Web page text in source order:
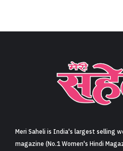
Meri Saheli is India's largest selling
magazine (No.1 Women's Hindi